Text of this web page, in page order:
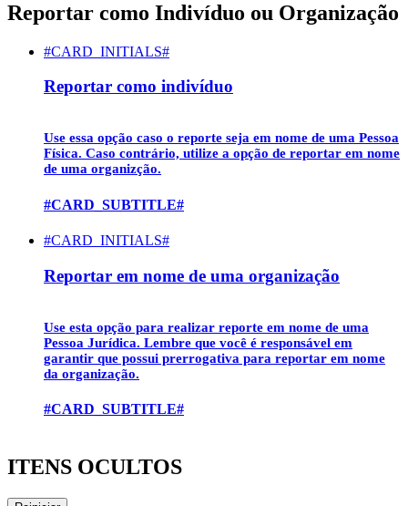
Reportar como Indivíduo ou Organização
#CARD_INITIALS#
Reportar como indivíduo
Use essa opção caso o reporte seja em nome de uma Pessoa
Física. Caso contrário, utilize a opção de reportar em nome
de uma organizção.
#CARD_SUBTITLE#
#CARD_INITIALS#
Reportar em nome de uma organização
Use esta opção para realizar reporte em nome de uma
Pessoa Jurídica. Lembre que você é responsável em
garantir que possui prerrogativa para reportar em nome
da organização.
#CARD_SUBTITLE#
ITENS OCULTOS